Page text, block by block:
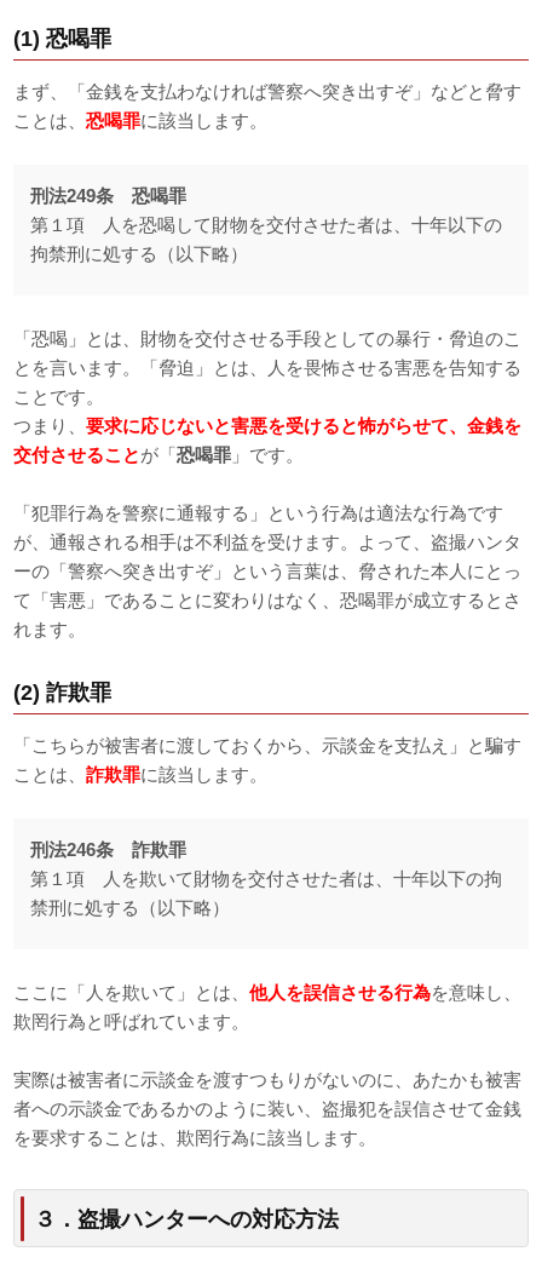
(1) 恐喝罪
まず、「金銭を支払わなければ警察へ突き出すぞ」などと脅す
ことは、恐喝罪に該当します。
刑法249条 恐喝罪
第１項 人を恐喝して財物を交付させた者は、十年以下の
拘禁刑に処する（以下略）
「恐喝」とは、財物を交付させる手段としての暴行・脅迫のこ
とを言います。「脅迫」とは、人を畏怖させる害悪を告知する
ことです。
つまり、要求に応じないと害悪を受けると怖がらせて、金銭を
交付させることが「恐喝罪 」です。
「犯罪行為を警察に通報する」という行為は適法な行為です
が、通報される相手は不利益を受けます。よって、盗撮ハンタ
ーの「警察へ突き出すぞ」という言葉は、脅された本人にとっ
て「害悪」であることに変わりはなく、恐喝罪が成立するとさ
れます。
(2) 詐欺罪
「こちらが被害者に渡しておくから、示談金を支払え」と騙す
ことは、詐欺罪に該当します。
刑法246条 詐欺罪
第１項 人を欺いて財物を交付させた者は、十年以下の拘
禁刑に処する（以下略）
ここに「人を欺いて」とは、他人を誤信させる行為を意味し、
欺罔行為と呼ばれています。
実際は被害者に示談金を渡すつもりがないのに、あたかも被害
者への示談金であるかのように装い、盗撮犯を誤信させて金銭
を要求することは、欺罔行為に該当します。
３．盗撮ハンターへの対応方法